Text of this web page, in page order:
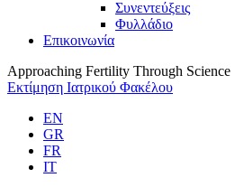
Συνεντεύξεις
Φυλλάδιο
Επικοινωνία
Approaching Fertility Through Science
Εκτίμηση Ιατρικού Φακέλου
EN
GR
FR
IT